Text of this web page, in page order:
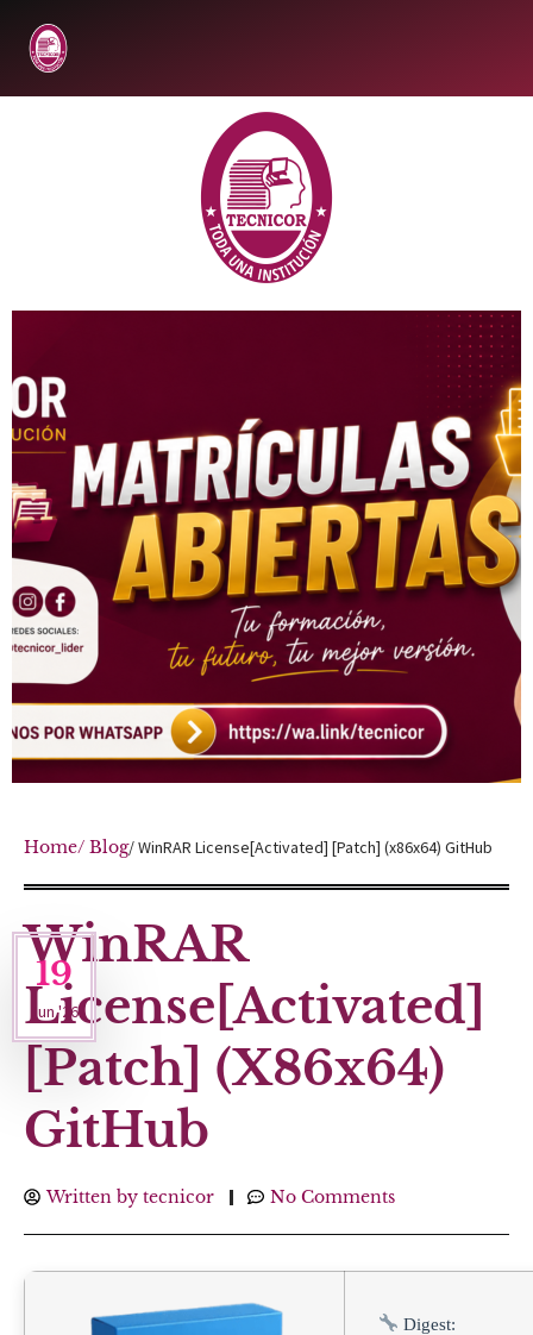
Home/ Blog/ WinRAR License[Activated] [Patch] (x86x64) GitHub
19
Jun '26
WinRAR
License[Activated]
[Patch] (x86x64)
GitHub
Written by tecnicor No Comments
Digest: